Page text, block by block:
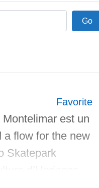
GoGo
Favorite
est un
flow for the new
Skatepark
d’Horizons